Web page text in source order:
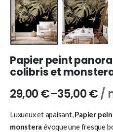
Papier peint
colibris et
29,00€–35,00€/
Luxueux et apaisant,Papier
monstera évoque une fresque